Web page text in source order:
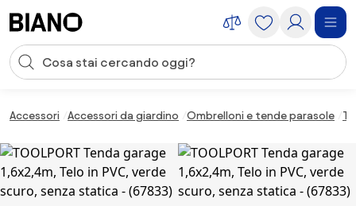
Input della ricerca
Accessori Accessori da giardino Ombrelloni e tende parasole